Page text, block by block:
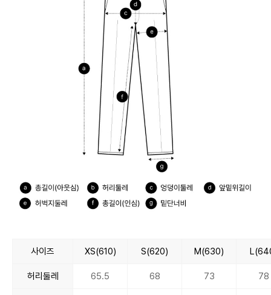
사이즈 XS(610) S(620) M(630)
허리둘레 65.5 68 73 78